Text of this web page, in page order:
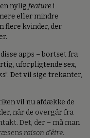
nylig feature i
eller mindre
flere kvinder, der
apps – bortset fra
uforpligtende sex,
Det vil sige trekanter,
vil nu afdække de
når de overgår fra
Det, der – må man
raison d'être.